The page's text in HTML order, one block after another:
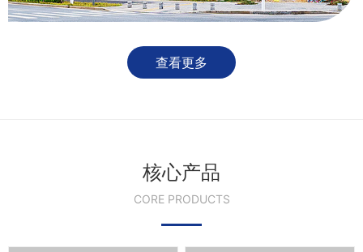
查看更多
核心产品
CORE PRODUCTS